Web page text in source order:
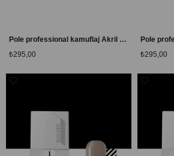
Pole professional kamuflaj Akril Akışkan Jel # 22 Mercan
₺295,00
₺295,00